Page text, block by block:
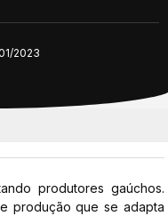
2023
produtores gaúchos.
produção que se adapta